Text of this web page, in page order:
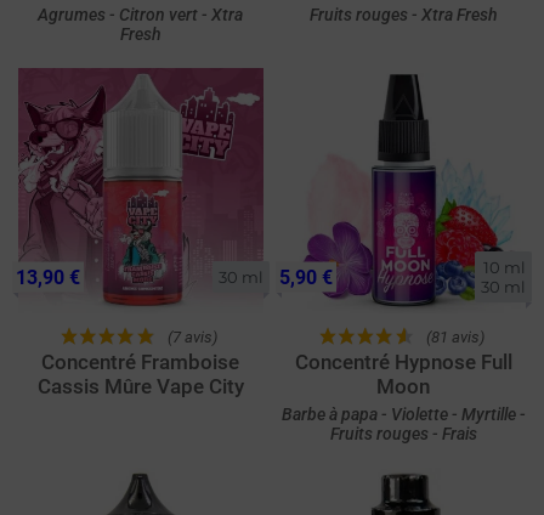
Agrumes - Citron vert - Xtra
Fresh
Fruits rouges - Xtra Fresh
30 ml
(7 avis)
Concentré Framboise
Cassis Mûre Vape City
13,90 €
10 ml
30 ml
(81 avis)
Concentré Hypnose Full
Moon
Barbe à papa - Violette - Myrtille -
Fruits rouges - Frais
5,90 €